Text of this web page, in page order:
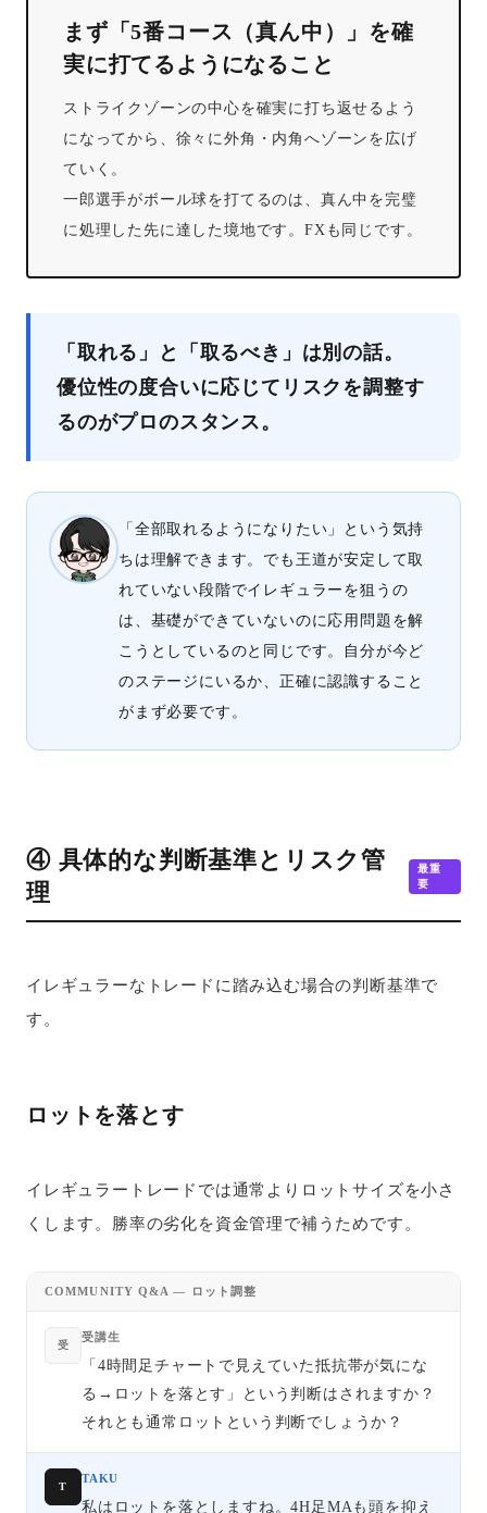
まず「5番コース（真ん中）」を確
実に打てるようになること
ストライクゾーンの中心を確実に打ち返せるよう
になってから、徐々に外角・内角へゾーンを広げ
ていく。
一郎選手がボール球を打てるのは、真ん中を完璧
に処理した先に達した境地です。FXも同じです。
「取れる」と「取るべき」は別の話。
優位性の度合いに応じてリスクを調整す
るのがプロのスタンス。
「全部取れるようになりたい」という気持
ちは理解できます。でも王道が安定して取
れていない段階でイレギュラーを狙うの
は、基礎ができていないのに応用問題を解
こうとしているのと同じです。自分が今ど
のステージにいるか、正確に認識すること
がまず必要です。
④ 具体的な判断基準とリスク管
理
最重
要
イレギュラーなトレードに踏み込む場合の判断基準で
す。
ロットを落とす
イレギュラートレードでは通常よりロットサイズを小さ
くします。勝率の劣化を資金管理で補うためです。
COMMUNITY Q&A — ロット調整
受
受講生
「4時間足チャートで見えていた抵抗帯が気にな
る→ロットを落とす」という判断はされますか？
それとも通常ロットという判断でしょうか？
T
TAKU
私はロットを落としますね。4H足MAも頭を抑え